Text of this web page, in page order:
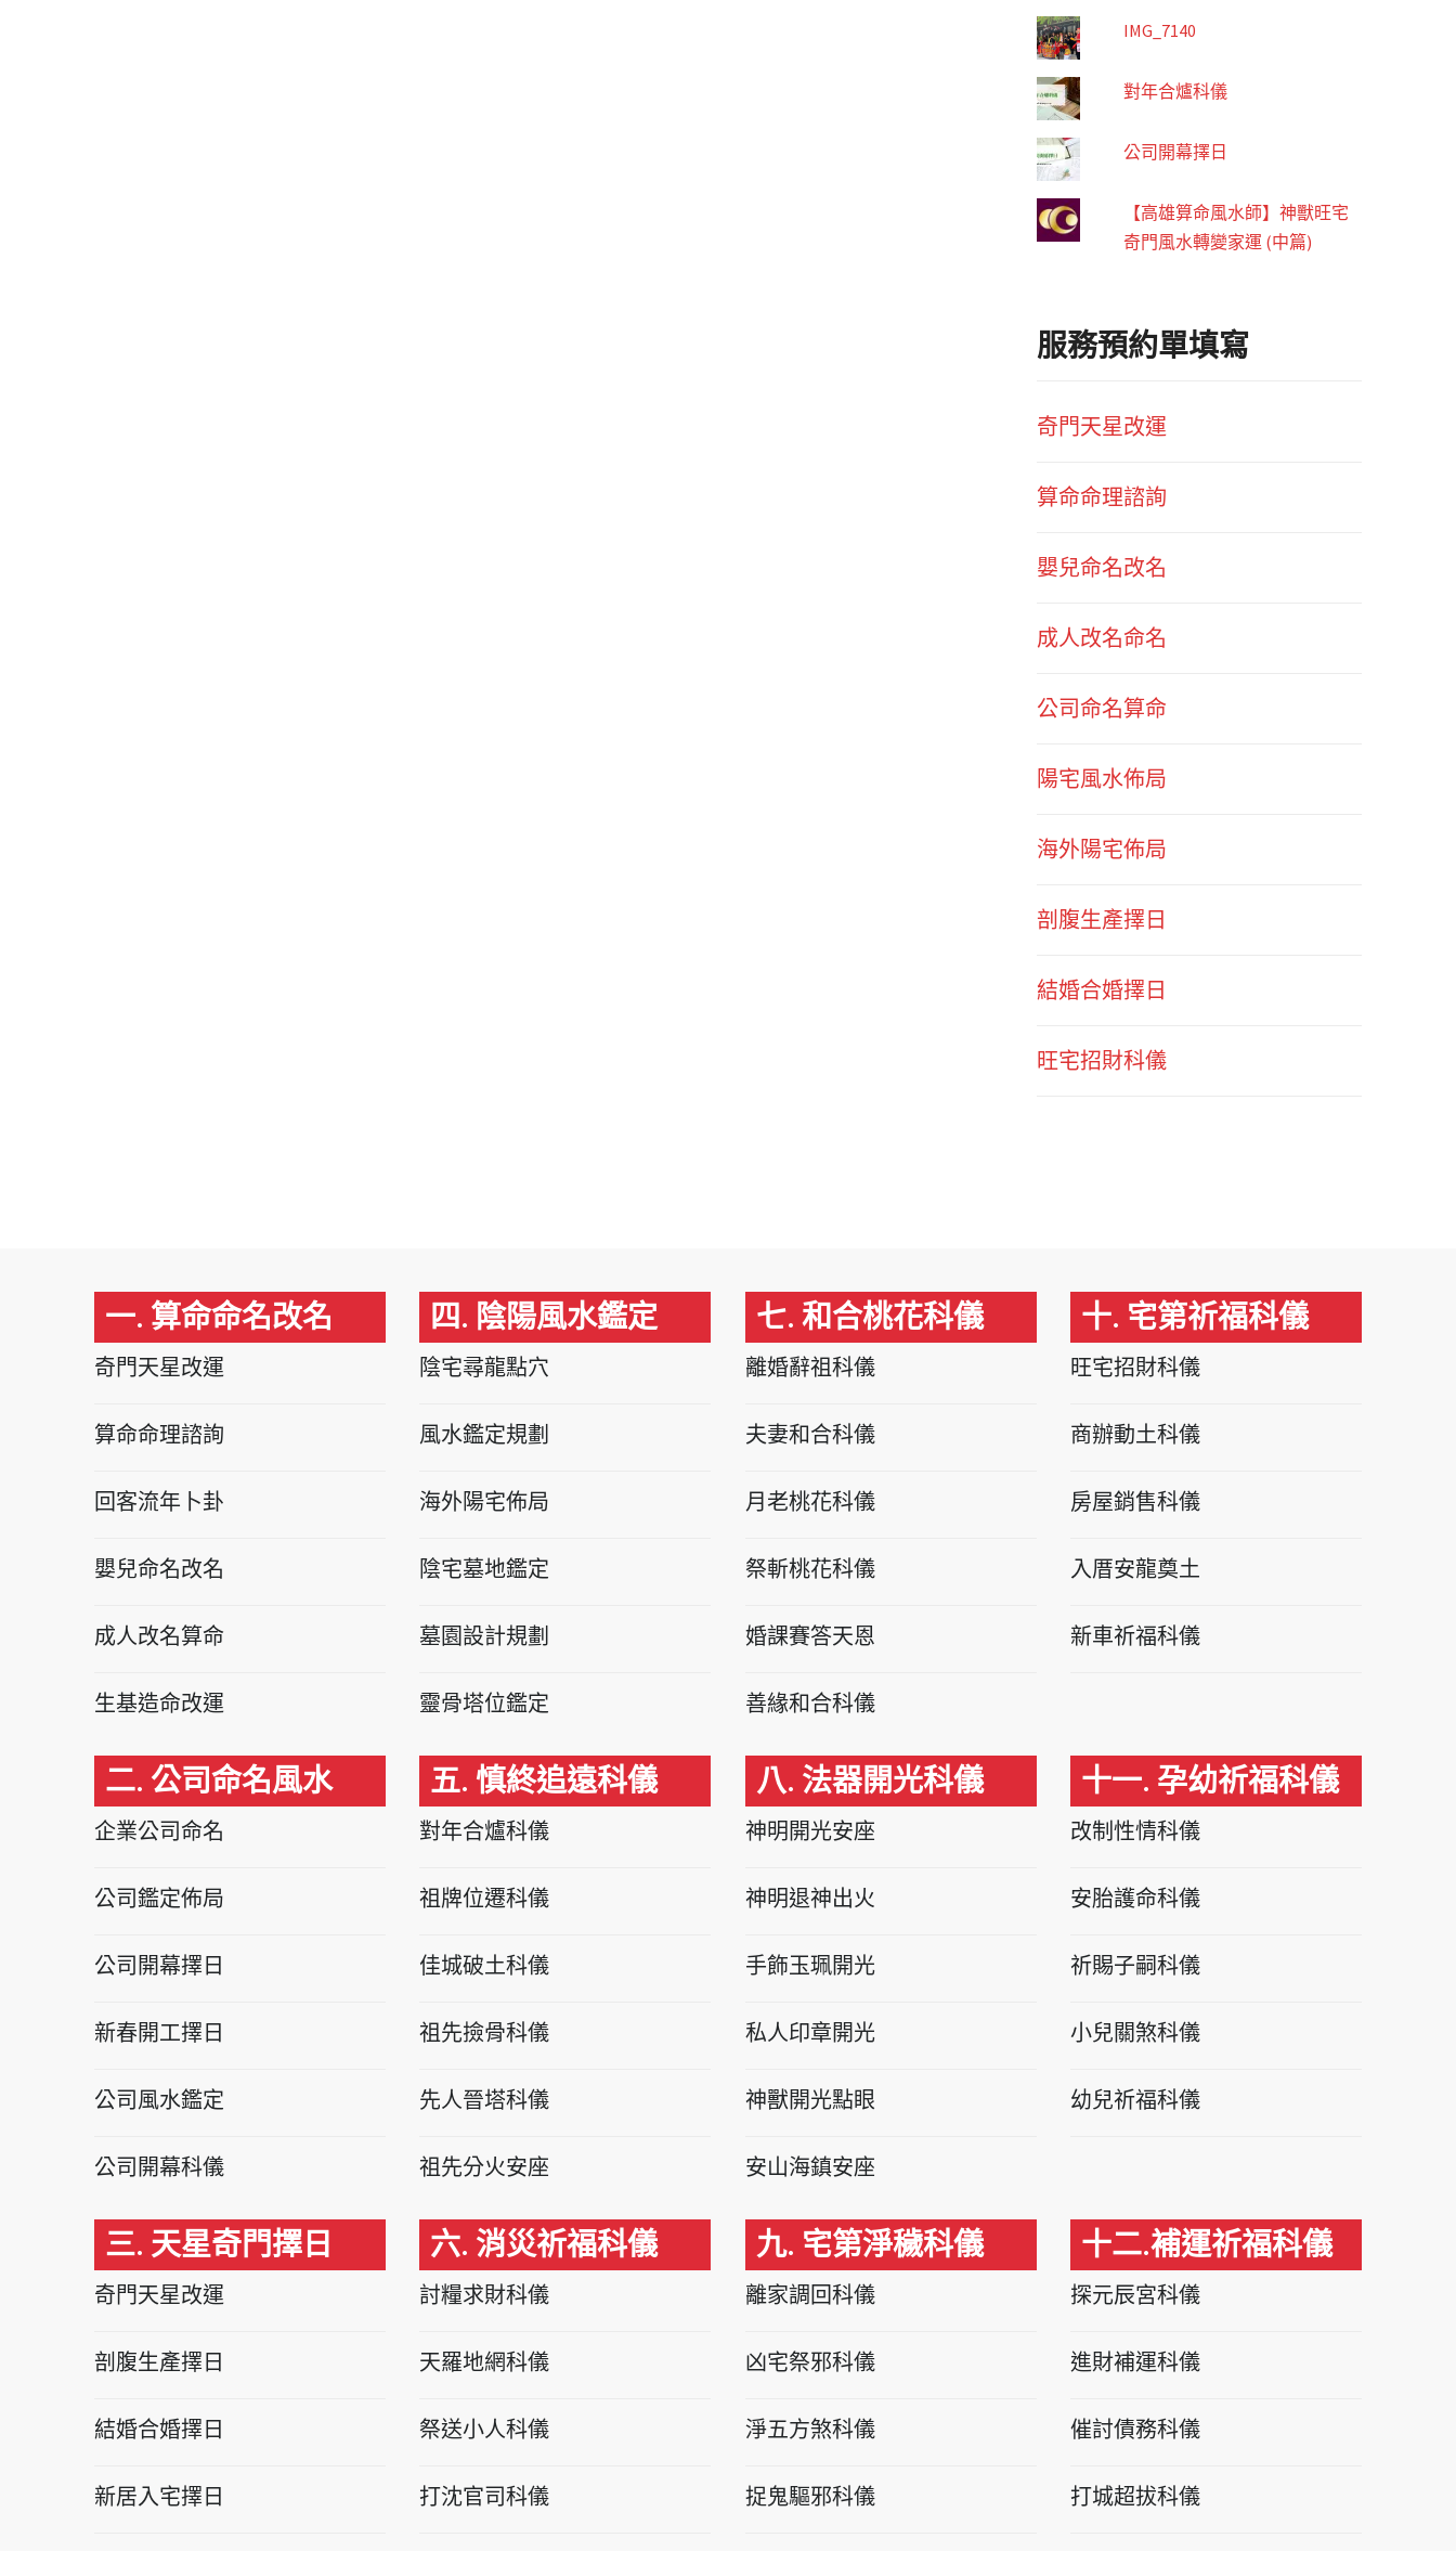
IMG_7140
對年合爐科儀
公司開幕擇日
【高雄算命風水師】神獸旺宅
奇門風水轉變家運 (中篇)
服務預約單填寫
奇門天星改運
算命命理諮詢
嬰兒命名改名
成人改名命名
公司命名算命
陽宅風水佈局
海外陽宅佈局
剖腹生產擇日
結婚合婚擇日
旺宅招財科儀
一. 算命命名改名
奇門天星改運
算命命理諮詢
回客流年卜卦
嬰兒命名改名
成人改名算命
生基造命改運
二. 公司命名風水
企業公司命名
公司鑑定佈局
公司開幕擇日
新春開工擇日
公司風水鑑定
公司開幕科儀
三. 天星奇門擇日
奇門天星改運
剖腹生產擇日
結婚合婚擇日
新居入宅擇日
四. 陰陽風水鑑定
陰宅尋龍點穴
風水鑑定規劃
海外陽宅佈局
陰宅墓地鑑定
墓園設計規劃
靈骨塔位鑑定
五. 慎終追遠科儀
對年合爐科儀
祖牌位遷科儀
佳城破土科儀
祖先撿骨科儀
先人晉塔科儀
祖先分火安座
六. 消災祈福科儀
討糧求財科儀
天羅地網科儀
祭送小人科儀
打沈官司科儀
七. 和合桃花科儀
離婚辭祖科儀
夫妻和合科儀
月老桃花科儀
祭斬桃花科儀
婚課賽答天恩
善緣和合科儀
八. 法器開光科儀
神明開光安座
神明退神出火
手飾玉珮開光
私人印章開光
神獸開光點眼
安山海鎮安座
九. 宅第淨穢科儀
離家調回科儀
凶宅祭邪科儀
淨五方煞科儀
捉鬼驅邪科儀
十. 宅第祈福科儀
旺宅招財科儀
商辦動土科儀
房屋銷售科儀
入厝安龍奠土
新車祈福科儀
十一. 孕幼祈福科儀
改制性情科儀
安胎護命科儀
祈賜子嗣科儀
小兒關煞科儀
幼兒祈福科儀
十二.補運祈福科儀
探元辰宮科儀
進財補運科儀
催討債務科儀
打城超拔科儀